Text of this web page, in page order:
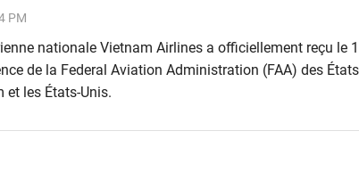
PM
nationale Vietnam Airlines a officiellement reçu le
de la Federal Aviation Administration (FAA) des
et les États-Unis.